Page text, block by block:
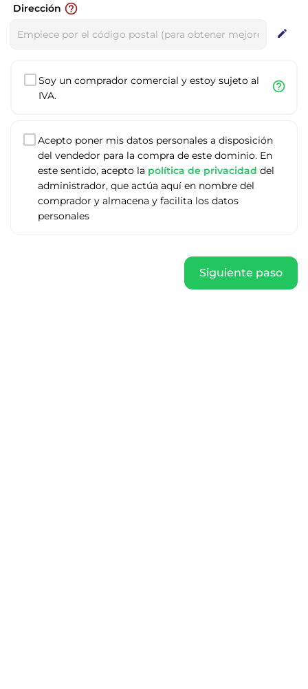
+1
Dirección help_outline
edit
Soy un comprador comercial y estoy sujeto al
IVA.
help_outline
Acepto poner mis datos personales a disposición
del vendedor para la compra de este dominio. En
este sentido, acepto la política de privacidad del
administrador, que actúa aquí en nombre del
comprador y almacena y facilita los datos
personales
Siguiente paso